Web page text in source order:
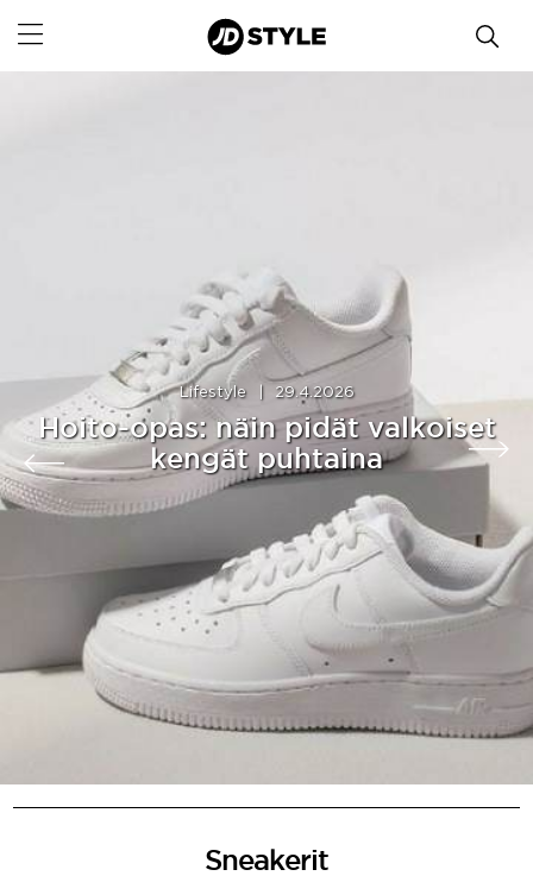
Lifestyle 29.4.2026
Hoito-opas: näin pidät valkoiset
kengät puhtaina
Sneakerit